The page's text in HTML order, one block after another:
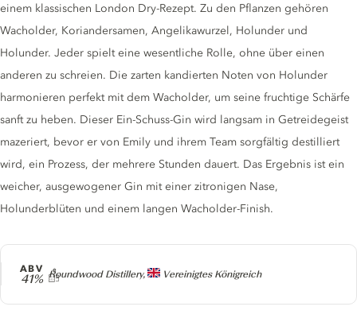
Producer
Roundwood Distillery, Vereinigtes Königreich
ABV
41%
einem klassischen London Dry-Rezept. Zu den Pflanzen gehören
Wacholder, Koriandersamen, Angelikawurzel, Holunder und
Holunder. Jeder spielt eine wesentliche Rolle, ohne über einen
anderen zu schreien. Die zarten kandierten Noten von Holunder
harmonieren perfekt mit dem Wacholder, um seine fruchtige Schärfe
sanft zu heben. Dieser Ein-Schuss-Gin wird langsam in Getreidegeist
mazeriert, bevor er von Emily und ihrem Team sorgfältig destilliert
wird, ein Prozess, der mehrere Stunden dauert. Das Ergebnis ist ein
weicher, ausgewogener Gin mit einer zitronigen Nase,
Holunderblüten und einem langen Wacholder-Finish.